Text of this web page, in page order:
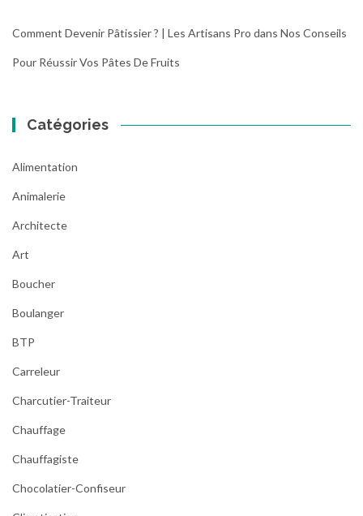
Comment Devenir Pâtissier ? | Les Artisans Pro dans Nos Conseils
Pour Réussir Vos Pâtes De Fruits
Catégories
Alimentation
Animalerie
Architecte
Art
Boucher
Boulanger
BTP
Carreleur
Charcutier-Traiteur
Chauffage
Chauffagiste
Chocolatier-Confiseur